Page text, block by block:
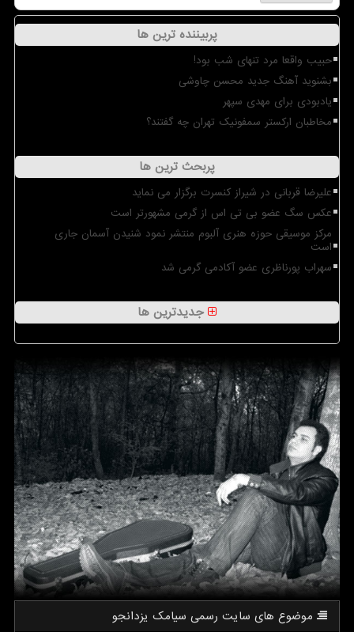
پربیننده ترین ها
حبیب واقعا مرد تنهای شب بود!
بشنوید آهنگ جدید محسن چاوشی
یادبودی برای مهدی سپهر
مخاطبان ارکستر سمفونیک تهران چه گفتند؟
پربحث ترین ها
علیرضا قربانی در شیراز کنسرت برگزار می نماید
عکس سگ عضو بی تی اس از گرمی مشهورتر است
مرکز موسیقی حوزه هنری آلبوم منتشر نمود شنیدن آسمان جاری
است
سهراب پورناظری عضو آکادمی گرمی شد
جدیدترین ها
موضوع های سایت رسمی سیامك یزدانجو